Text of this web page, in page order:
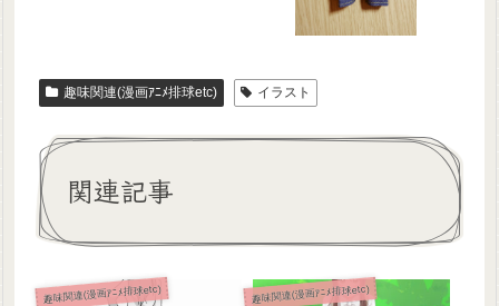
趣味関連(漫画ｱﾆﾒ排球etc) イラスト
関連記事
趣味関連(漫画ｱﾆﾒ排球etc) 趣味関連(漫画ｱﾆﾒ排球etc)